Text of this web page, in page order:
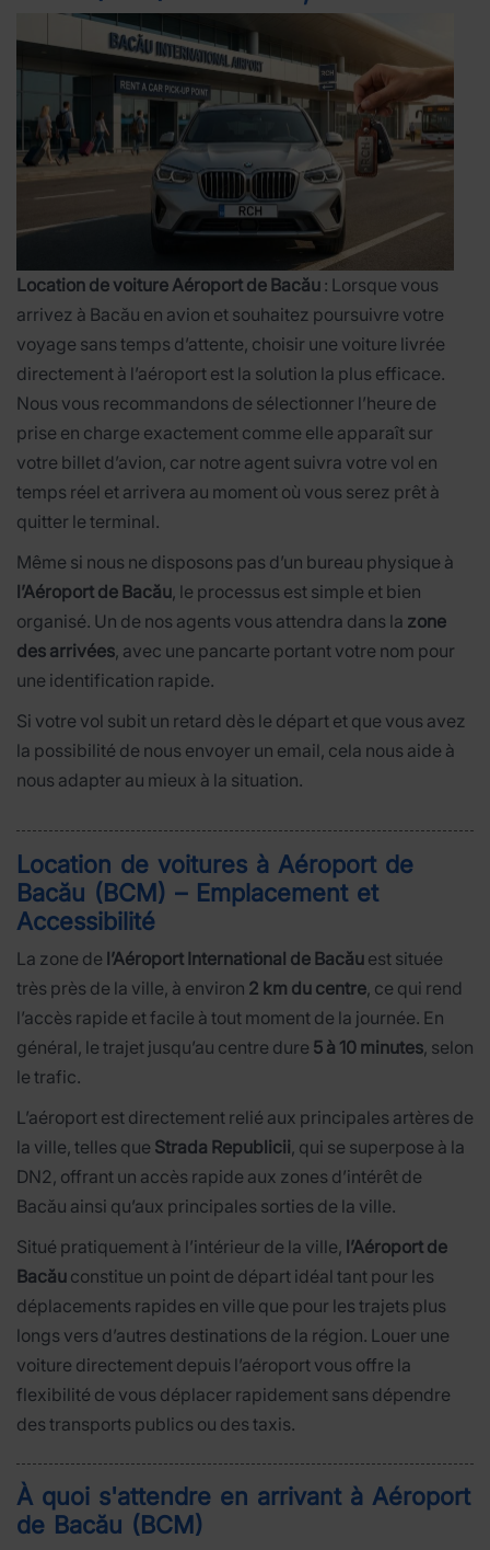
Location de voiture Aéroport de Bacău : Lorsque vous
arrivez à Bacău en avion et souhaitez poursuivre votre
voyage sans temps d’attente, choisir une voiture livrée
directement à l’aéroport est la solution la plus efficace.
Nous vous recommandons de sélectionner l’heure de
prise en charge exactement comme elle apparaît sur
votre billet d’avion, car notre agent suivra votre vol en
temps réel et arrivera au moment où vous serez prêt à
quitter le terminal.
Même si nous ne disposons pas d’un bureau physique à
l’Aéroport de Bacău, le processus est simple et bien
organisé. Un de nos agents vous attendra dans la zone
des arrivées, avec une pancarte portant votre nom pour
une identification rapide.
Si votre vol subit un retard dès le départ et que vous avez
la possibilité de nous envoyer un email, cela nous aide à
nous adapter au mieux à la situation.
Location de voitures à Aéroport de
Bacău (BCM) – Emplacement et
Accessibilité
La zone de l’Aéroport International de Bacău est située
très près de la ville, à environ 2 km du centre, ce qui rend
l’accès rapide et facile à tout moment de la journée. En
général, le trajet jusqu’au centre dure 5 à 10 minutes, selon
le trafic.
L’aéroport est directement relié aux principales artères de
la ville, telles que Strada Republicii, qui se superpose à la
DN2, offrant un accès rapide aux zones d’intérêt de
Bacău ainsi qu’aux principales sorties de la ville.
Situé pratiquement à l’intérieur de la ville, l’Aéroport de
Bacău constitue un point de départ idéal tant pour les
déplacements rapides en ville que pour les trajets plus
longs vers d’autres destinations de la région. Louer une
voiture directement depuis l’aéroport vous offre la
flexibilité de vous déplacer rapidement sans dépendre
des transports publics ou des taxis.
À quoi s'attendre en arrivant à Aéroport
de Bacău (BCM)